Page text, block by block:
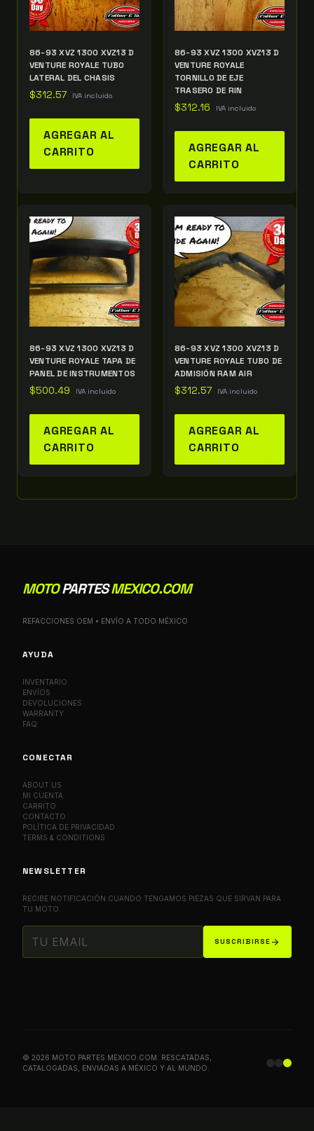
86-93 XVZ 1300 XVZ13 D
VENTURE ROYALE TUBO
LATERAL DEL CHASIS
$312.57 IVA incluido
AGREGAR AL
CARRITO
86-93 XVZ 1300 XVZ13 D
VENTURE ROYALE
TORNILLO DE EJE
TRASERO DE RIN
$312.16 IVA incluido
AGREGAR AL
CARRITO
86-93 XVZ 1300 XVZ13 D
VENTURE ROYALE TAPA DE
PANEL DE INSTRUMENTOS
$500.49 IVA incluido
AGREGAR AL
CARRITO
86-93 XVZ 1300 XVZ13 D
VENTURE ROYALE TUBO DE
ADMISIÓN RAM AIR
$312.57 IVA incluido
AGREGAR AL
CARRITO
MOTOPARTESMEXICO.COM
REFACCIONES OEM • ENVÍO A TODO MÉXICO
AYUDA
INVENTARIO
ENVÍOS
DEVOLUCIONES
WARRANTY
FAQ
CONECTAR
ABOUT US
MI CUENTA
CARRITO
CONTACTO
POLÍTICA DE PRIVACIDAD
TERMS & CONDITIONS
NEWSLETTER
RECIBE NOTIFICACIÓN CUANDO TENGAMOS PIEZAS QUE SIRVAN PARA
TU MOTO.
SUSCRIBIRSE arrow_forward
© 2026 MOTO PARTES MEXICO.COM. RESCATADAS,
CATALOGADAS, ENVIADAS A MÉXICO Y AL MUNDO.